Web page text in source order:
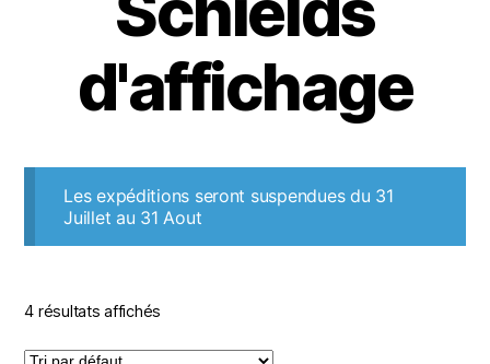
d'affichage
Les expéditions seront suspendues du 31
Juillet au 31 Aout
4 résultats affichés